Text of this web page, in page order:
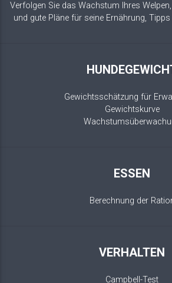
Verfolgen Sie das Wachstum Ihres
und gute Pläne für seine Ernährung,
Gewichtsschätzung für
Gewichtskurve
ESSEN
Berechnung der
VERHALTEN
Campbell-Test